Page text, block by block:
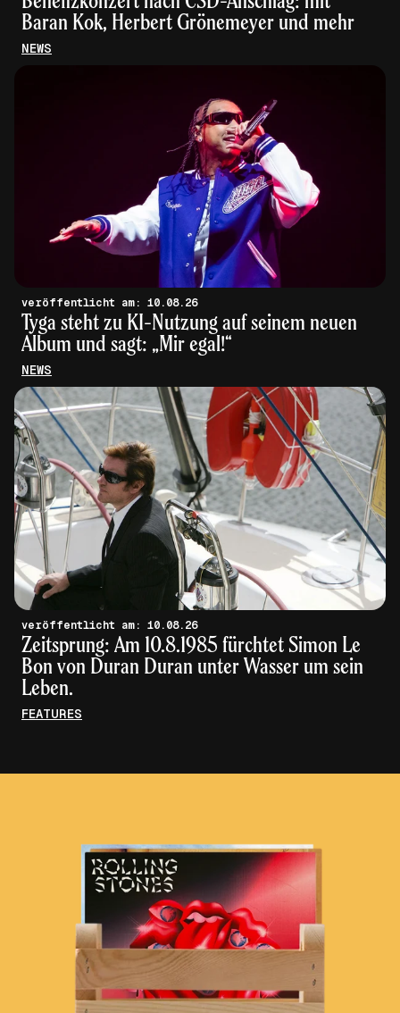
Baran Kok, Herbert Grönemeyer und mehr
NEWS
veröffentlicht am: 10.08.26
Tyga steht zu KI-Nutzung auf seinem neuen
Album und sagt: „Mir egal!“
NEWS
veröffentlicht am: 10.08.26
Zeitsprung: Am 10.8.1985 fürchtet Simon Le
Bon von Duran Duran unter Wasser um sein
Leben.
FEATURES